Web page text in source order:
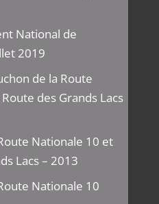
National de
2019
de la Route
des Grands Lacs
Nationale 10 et
Lacs – 2013
Nationale 10